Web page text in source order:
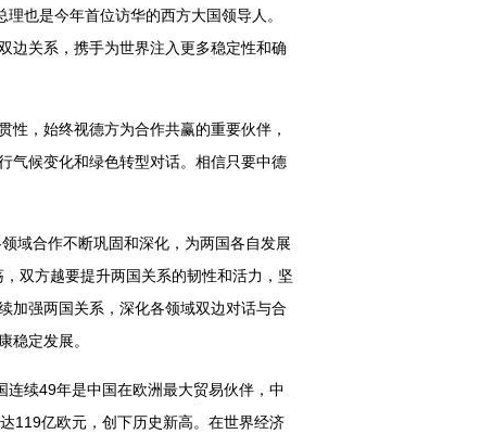
也是今年首位访华的西方大国领导人。
边关系，携手为世界注入更多稳定性和确
，始终视德方为合作共赢的重要伙伴，
气候变化和绿色转型对话。相信只要中德
域合作不断巩固和深化，为两国各自发展
双方越要提升两国关系的韧性和活力，坚
加强两国关系，深化各领域双边对话与合
稳定发展。
连续49年是中国在欧洲最大贸易伙伴，中
119亿欧元，创下历史新高。在世界经济